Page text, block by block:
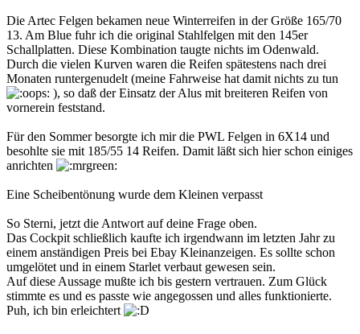
Die Artec Felgen bekamen neue Winterreifen in der Größe 165/70
13. Am Blue fuhr ich die original Stahlfelgen mit den 145er
Schallplatten. Diese Kombination taugte nichts im Odenwald.
Durch die vielen Kurven waren die Reifen spätestens nach drei
Monaten runtergenudelt (meine Fahrweise hat damit nichts zu tun
), so daß der Einsatz der Alus mit breiteren Reifen von
vornerein feststand.
Für den Sommer besorgte ich mir die PWL Felgen in 6X14 und
besohlte sie mit 185/55 14 Reifen. Damit läßt sich hier schon einiges
anrichten
Eine Scheibentönung wurde dem Kleinen verpasst
So Sterni, jetzt die Antwort auf deine Frage oben.
Das Cockpit schließlich kaufte ich irgendwann im letzten Jahr zu
einem anständigen Preis bei Ebay Kleinanzeigen. Es sollte schon
umgelötet und in einem Starlet verbaut gewesen sein.
Auf diese Aussage mußte ich bis gestern vertrauen. Zum Glück
stimmte es und es passte wie angegossen und alles funktionierte.
Puh, ich bin erleichtert